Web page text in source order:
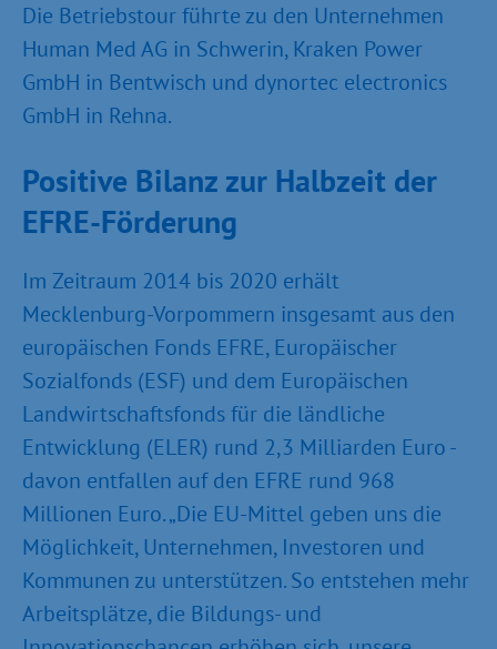
Die Betriebstour führte zu den Unternehmen
Human Med AG in Schwerin, Kraken Power
GmbH in Bentwisch und dynortec electronics
GmbH in Rehna.
Positive Bilanz zur Halbzeit der
EFRE-Förderung
Im Zeitraum 2014 bis 2020 erhält
Mecklenburg-Vorpommern insgesamt aus den
europäischen Fonds EFRE, Europäischer
Sozialfonds (ESF) und dem Europäischen
Landwirtschaftsfonds für die ländliche
Entwicklung (ELER) rund 2,3 Milliarden Euro -
davon entfallen auf den EFRE rund 968
Millionen Euro. „Die EU-Mittel geben uns die
Möglichkeit, Unternehmen, Investoren und
Kommunen zu unterstützen. So entstehen mehr
Arbeitsplätze, die Bildungs- und